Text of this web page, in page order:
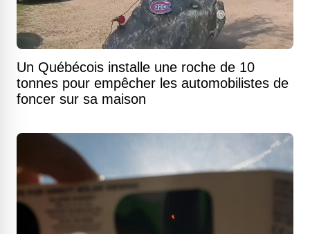
Un Québécois installe une roche de 10
tonnes pour empêcher les automobilistes de
foncer sur sa maison